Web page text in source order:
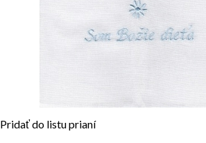
Pridať do listu prianí